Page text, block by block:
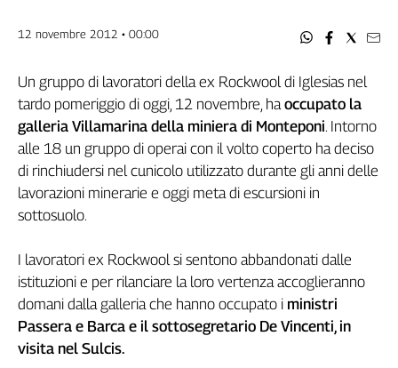
Slc
Inca
Caaf
Speciali
G8
di
Genova,
della
ragione
120
anni
Cgil
12 novembre 2012 • 00:00
Un gruppo di lavoratori della ex Rockwool di Iglesias nel
tardo pomeriggio di oggi, 12 novembre, ha occupato la
galleria Villamarina della miniera di Monteponi. Intorno
alle 18 un gruppo di operai con il volto coperto ha deciso
di rinchiudersi nel cunicolo utilizzato durante gli anni delle
lavorazioni minerarie e oggi meta di escursioni in
sottosuolo.
I lavoratori ex Rockwool si sentono abbandonati dalle
istituzioni e per rilanciare la loro vertenza accoglieranno
domani dalla galleria che hanno occupato i ministri
Passera e Barca e il sottosegretario De Vincenti, in
visita nel Sulcis.